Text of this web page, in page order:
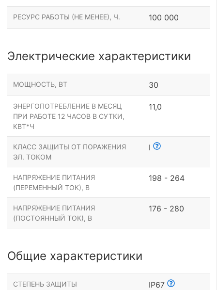
РЕСУРС РАБОТЫ (НЕ МЕНЕЕ), Ч. 100 000
Электрические характеристики
МОЩНОСТЬ, ВТ 30
ЭНЕРГОПОТРЕБЛЕНИЕ В МЕСЯЦ
ПРИ РАБОТЕ 12 ЧАСОВ В СУТКИ,
КВТ*Ч
11,0
КЛАСС ЗАЩИТЫ ОТ ПОРАЖЕНИЯ
ЭЛ. ТОКОМ
I
НАПРЯЖЕНИЕ ПИТАНИЯ
(ПЕРЕМЕННЫЙ ТОК), В
198 - 264
НАПРЯЖЕНИЕ ПИТАНИЯ
(ПОСТОЯННЫЙ ТОК), В
176 - 280
Общие характеристики
СТЕПЕНЬ ЗАЩИТЫ IP67